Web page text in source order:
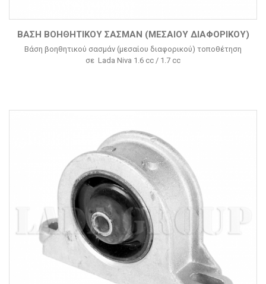
ΒΆΣΗ ΒΟΗΘΗΤΙΚΟΎ ΣΑΣΜΆΝ (ΜΕΣΑΊΟΥ ΔΙΑΦΟΡΙΚΟΎ)
Βάση βοηθητικού σασμάν (μεσαίου διαφορικού) τοποθέτηση
σε Lada Niva 1.6 cc / 1.7 cc